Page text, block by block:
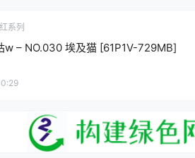
系列
w – NO.030 埃及猫 [61P1V-729MB]